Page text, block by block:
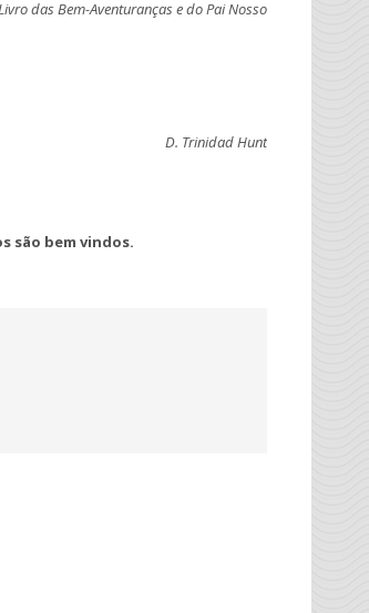
das Bem-Aventuranças e do Pai Nosso
D. Trinidad Hunt
são bem vindos.